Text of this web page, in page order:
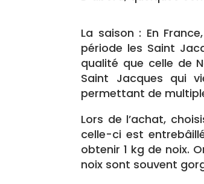
La saison : En
période les Saint
qualité que celle de
Saint Jacques qui
permettant de
Lors de l’achat,
celle-ci est
obtenir 1 kg de noix.
noix sont souvent